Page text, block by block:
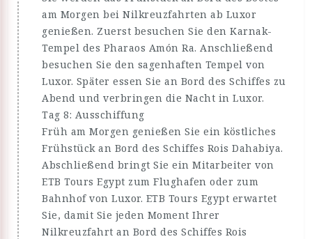
am Morgen bei Nilkreuzfahrten ab Luxor
genießen. Zuerst besuchen Sie den Karnak-
Tempel des Pharaos Amón Ra. Anschließend
besuchen Sie den sagenhaften Tempel von
Luxor. Später essen Sie an Bord des Schiffes zu
Abend und verbringen die Nacht in Luxor.
Tag 8: Ausschiffung
Früh am Morgen genießen Sie ein köstliches
Frühstück an Bord des Schiffes Rois Dahabiya.
Abschließend bringt Sie ein Mitarbeiter von
ETB Tours Egypt zum Flughafen oder zum
Bahnhof von Luxor. ETB Tours Egypt erwartet
Sie, damit Sie jeden Moment Ihrer
Nilkreuzfahrt an Bord des Schiffes Rois